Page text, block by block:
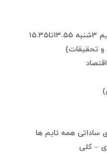
و تحقیقات)
همه تایم ها
– کلی